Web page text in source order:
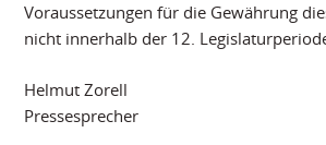
Voraussetzungen für die Gewährung
nicht innerhalb der 12.
Helmut Zorell
Pressesprecher